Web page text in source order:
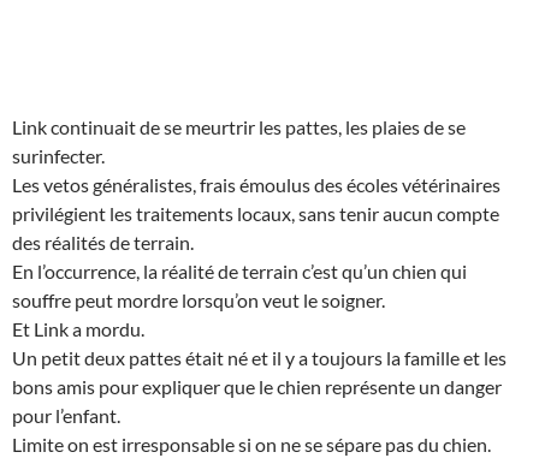
Link continuait de se meurtrir les pattes, les plaies de se
surinfecter.
Les vetos généralistes, frais émoulus des écoles vétérinaires
privilégient les traitements locaux, sans tenir aucun compte
des réalités de terrain.
En l’occurrence, la réalité de terrain c’est qu’un chien qui
souffre peut mordre lorsqu’on veut le soigner.
Et Link a mordu.
Un petit deux pattes était né et il y a toujours la famille et les
bons amis pour expliquer que le chien représente un danger
pour l’enfant.
Limite on est irresponsable si on ne se sépare pas du chien.